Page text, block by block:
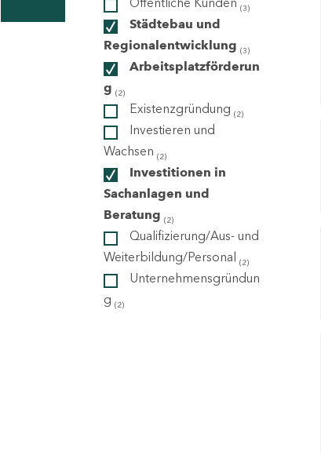
(3)
Städtebau und
Regionalentwicklung (3)
Arbeitsplatzförderun
g (2)
Existenzgründung (2)
Investieren und
Wachsen (2)
Investitionen in
Sachanlagen und
Beratung (2)
Qualifizierung/Aus- und
Weiterbildung/Personal (2)
Unternehmensgründun
g (2)